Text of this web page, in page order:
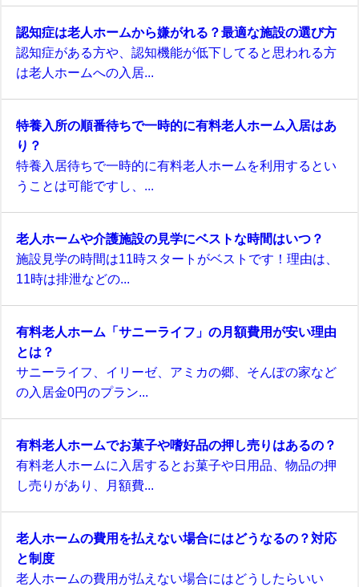
認知症は老人ホームから嫌がれる？最適な施設の選び方
認知症がある方や、認知機能が低下してると思われる方
は老人ホームへの入居...
特養入所の順番待ちで一時的に有料老人ホーム入居はあ
り？
特養入居待ちで一時的に有料老人ホームを利用するとい
うことは可能ですし、...
老人ホームや介護施設の見学にベストな時間はいつ？
施設見学の時間は11時スタートがベストです！理由は、
11時は排泄などの...
有料老人ホーム「サニーライフ」の月額費用が安い理由
とは？
サニーライフ、イリーゼ、アミカの郷、そんぽの家など
の入居金0円のプラン...
有料老人ホームでお菓子や嗜好品の押し売りはあるの？
有料老人ホームに入居するとお菓子や日用品、物品の押
し売りがあり、月額費...
老人ホームの費用を払えない場合にはどうなるの？対応
と制度
老人ホームの費用が払えない場合にはどうしたらいい